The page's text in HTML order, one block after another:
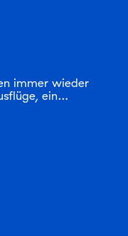
immer wieder
ein…